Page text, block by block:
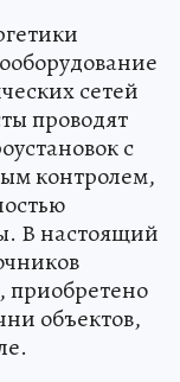
сетей
проводят
с
контролем,
В настоящий
приобретено
объектов,